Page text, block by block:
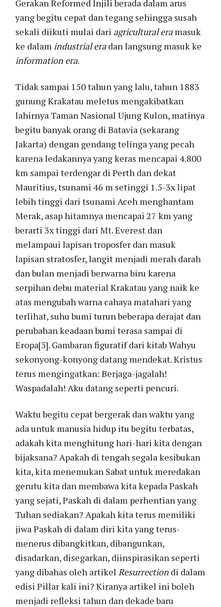
Gerakan Reformed Injili berada dalam arus
yang begitu cepat dan tegang sehingga susah
sekali diikuti mulai dari agricultural eramasuk
ke dalam industrial eradan langsung masuk ke
information era.
Tidak sampai 150 tahun yang lalu, tahun 1883
gunung Krakatau meletus mengakibatkan
lahirnya Taman Nasional Ujung Kulon, matinya
begitu banyak orang di Batavia (sekarang
Jakarta) dengan gendang telinga yang pecah
karena ledakannya yang keras mencapai 4.800
km sampai terdengar di Perth dan dekat
Mauritius, tsunami 46 m setinggi 1.5-3x lipat
lebih tinggi dari tsunami Aceh menghantam
Merak, asap hitamnya mencapai 27 km yang
berarti 3x tinggi dari Mt. Everest dan
melampaui lapisan troposfer dan masuk
lapisan stratosfer, langit menjadi merah darah
dan bulan menjadi berwarna biru karena
serpihan debu material Krakatau yang naik ke
atas mengubah warna cahaya matahari yang
terlihat, suhu bumi turun beberapa derajat dan
perubahan keadaan bumi terasa sampai di
Eropa[5]. Gambaran figuratif dari kitab Wahyu
sekonyong-konyong datang mendekat. Kristus
terus mengingatkan: Berjaga-jagalah!
Waspadalah! Aku datang seperti pencuri.
Waktu begitu cepat bergerak dan waktu yang
ada untuk manusia hidup itu begitu terbatas,
adakah kita menghitung hari-hari kita dengan
bijaksana? Apakah di tengah segala kesibukan
kita, kita menemukan Sabat untuk meredakan
gerutu kita dan membawa kita kepada Paskah
yang sejati, Paskah di dalam perhentian yang
Tuhan sediakan? Apakah kita terus memiliki
jiwa Paskah di dalam diri kita yang terus-
menerus dibangkitkan, dibangunkan,
disadarkan, disegarkan, diinspirasikan seperti
yang dibahas oleh artikelResurrection di dalam
edisi Pillar kali ini? Kiranya artikel ini boleh
menjadi refleksi tahun dan dekade baru